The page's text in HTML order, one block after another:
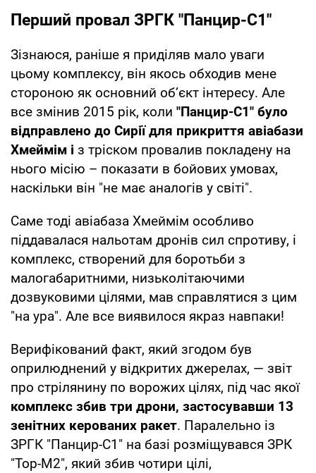
Перший провал ЗРГК "Панцир-С1"
Зізнаюся, раніше я приділяв мало уваги
цьому комплексу, він якось обходив мене
стороною як основний об’єкт інтересу. Але
все змінив 2015 рік, коли "Панцир-С1" було
відправлено до Сирії для прикриття авіабази
Хмеймім і з тріском провалив покладену на
нього місію – показати в бойових умовах,
наскільки він "не має аналогів у світі".
Саме тоді авіабаза Хмеймім особливо
піддавалася нальотам дронів сил спротиву, і
комплекс, створений для боротьби з
малогабаритними, низьколітаючими
дозвуковими цілями, мав справлятися з цим
"на ура". Але все виявилося якраз навпаки!
Верифікований факт, який згодом був
оприлюднений у відкритих джерелах, — звіт
про стрілянину по ворожих цілях, під час якої
комплекс збив три дрони, застосувавши 13
зенітних керованих ракет. Паралельно із
ЗРГК "Панцир-С1" на базі розміщувався ЗРК
"Тор-М2", який збив чотири цілі,